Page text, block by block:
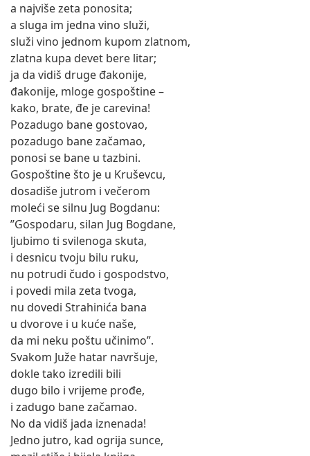
a najviše zeta ponosita;
a sluga im jedna vino služi,
služi vino jednom kupom zlatnom,
zlatna kupa devet bere litar;
ja da vidiš druge đakonije,
đakonije, mloge gospoštine –
kako, brate, đe je carevina!
Pozadugo bane gostovao,
pozadugo bane začamao,
ponosi se bane u tazbini.
Gospoštine što je u Kruševcu,
dosadiše jutrom i večerom
moleći se silnu Jug Bogdanu:
”Gospodaru, silan Jug Bogdane,
ljubimo ti svilenoga skuta,
i desnicu tvoju bilu ruku,
nu potrudi čudo i gospodstvo,
i povedi mila zeta tvoga,
nu dovedi Strahinića bana
u dvorove i u kuće naše,
da mi neku poštu učinimo”.
Svakom Juže hatar navršuje,
dokle tako izredili bili
dugo bilo i vrijeme prođe,
i zadugo bane začamao.
No da vidiš jada iznenada!
Jedno jutro, kad ogrija sunce,